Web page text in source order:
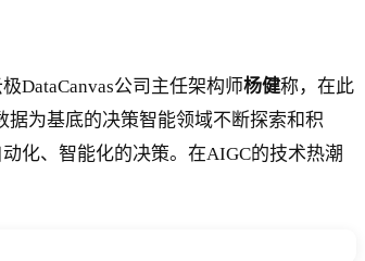
DataCanvas公司主任架构师杨健称，在此
为基底的决策智能领域不断探索和积
化、智能化的决策。在AIGC的技术热潮